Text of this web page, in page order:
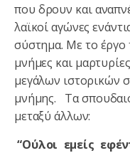
που δρουν και
λαϊκοί αγώνες
σύστημα. Με το έργο
μνήμες και
μεγάλων ιστορικών
μνήμης. Τα
μεταξύ άλλων:
“Ούλοι εμείς